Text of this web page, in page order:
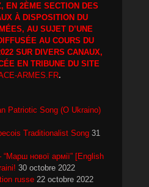
EN 2ÈME SECTION DES
À DISPOSITION DU
AU SUJET D’UNE
AU COURS DU
SUR DIVERS CANAUX,
EN TRIBUNE DU SITE
ARMES.FR.
Patriotic Song (O Ukraino)
Traditionalist Song 31
нової армії” [English
30 octobre 2022
russe 22 octobre 2022